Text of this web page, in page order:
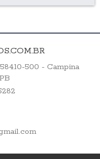
500 - Campina